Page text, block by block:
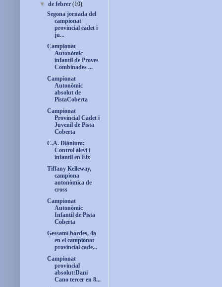
▼de febrer(10)
Segona jornada del
campionat
provincial cadet i
ju...
Campionat
Autonòmic
infantil de Proves
Combinades ...
Campionat
Autonòmic
absolut de
PistaCoberta
Campionat
Provincial Cadet i
Juvenil de Pista
Coberta
C.A. Diànium:
Control aleví i
infantil en Elx
Tiffany Kelleway,
campiona
autonòmica de
cross
Campionat
Autonòmic
Infantil de Pista
Coberta
Gessamí bordes, 4a
en el campionat
provincial cade...
Campionat
provincial
absolut:Dani
Cano tercer en 8...